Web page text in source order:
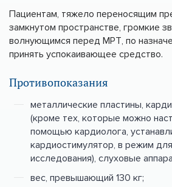
Пациентам, тяжело переносящим
замкнутом пространстве, громкие
волнующимся перед МРТ, по
принять успокаивающее средство.
Противопоказания
металлические пластины,
(кроме тех, которые можно
помощью кардиолога,
кардиостимулятор, в режим
исследования), слуховые
вес, превышающий 130 кг;